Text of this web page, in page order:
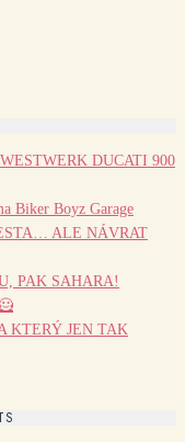
DUCATI 900
Biker Boyz Garage
ALE NÁVRAT
PAK SAHARA!
KTERÝ JEN TAK